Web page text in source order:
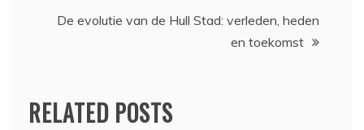
De evolutie van de Hull Stad: verleden, heden
en toekomst
RELATED POSTS